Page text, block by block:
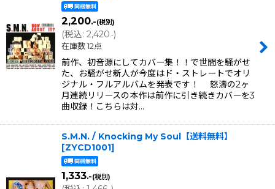
2,200.-(税別)
(税込: 2,420.-)
在庫数 12点
前作、初音源にしてカバー集！！で世間を騒がせ
た、お騒がせ新人が今度はド・ストレートでオリ
ジナル・フルアルバムを発表です！ 怒濤の2ヶ
月連続リリースの本作は前作に引き続きカバーを3
曲収録！こちらは対…
S.M.N. / Knocking My Soul【送料無料】
[ZYCD1001]
1,333.-(税別)